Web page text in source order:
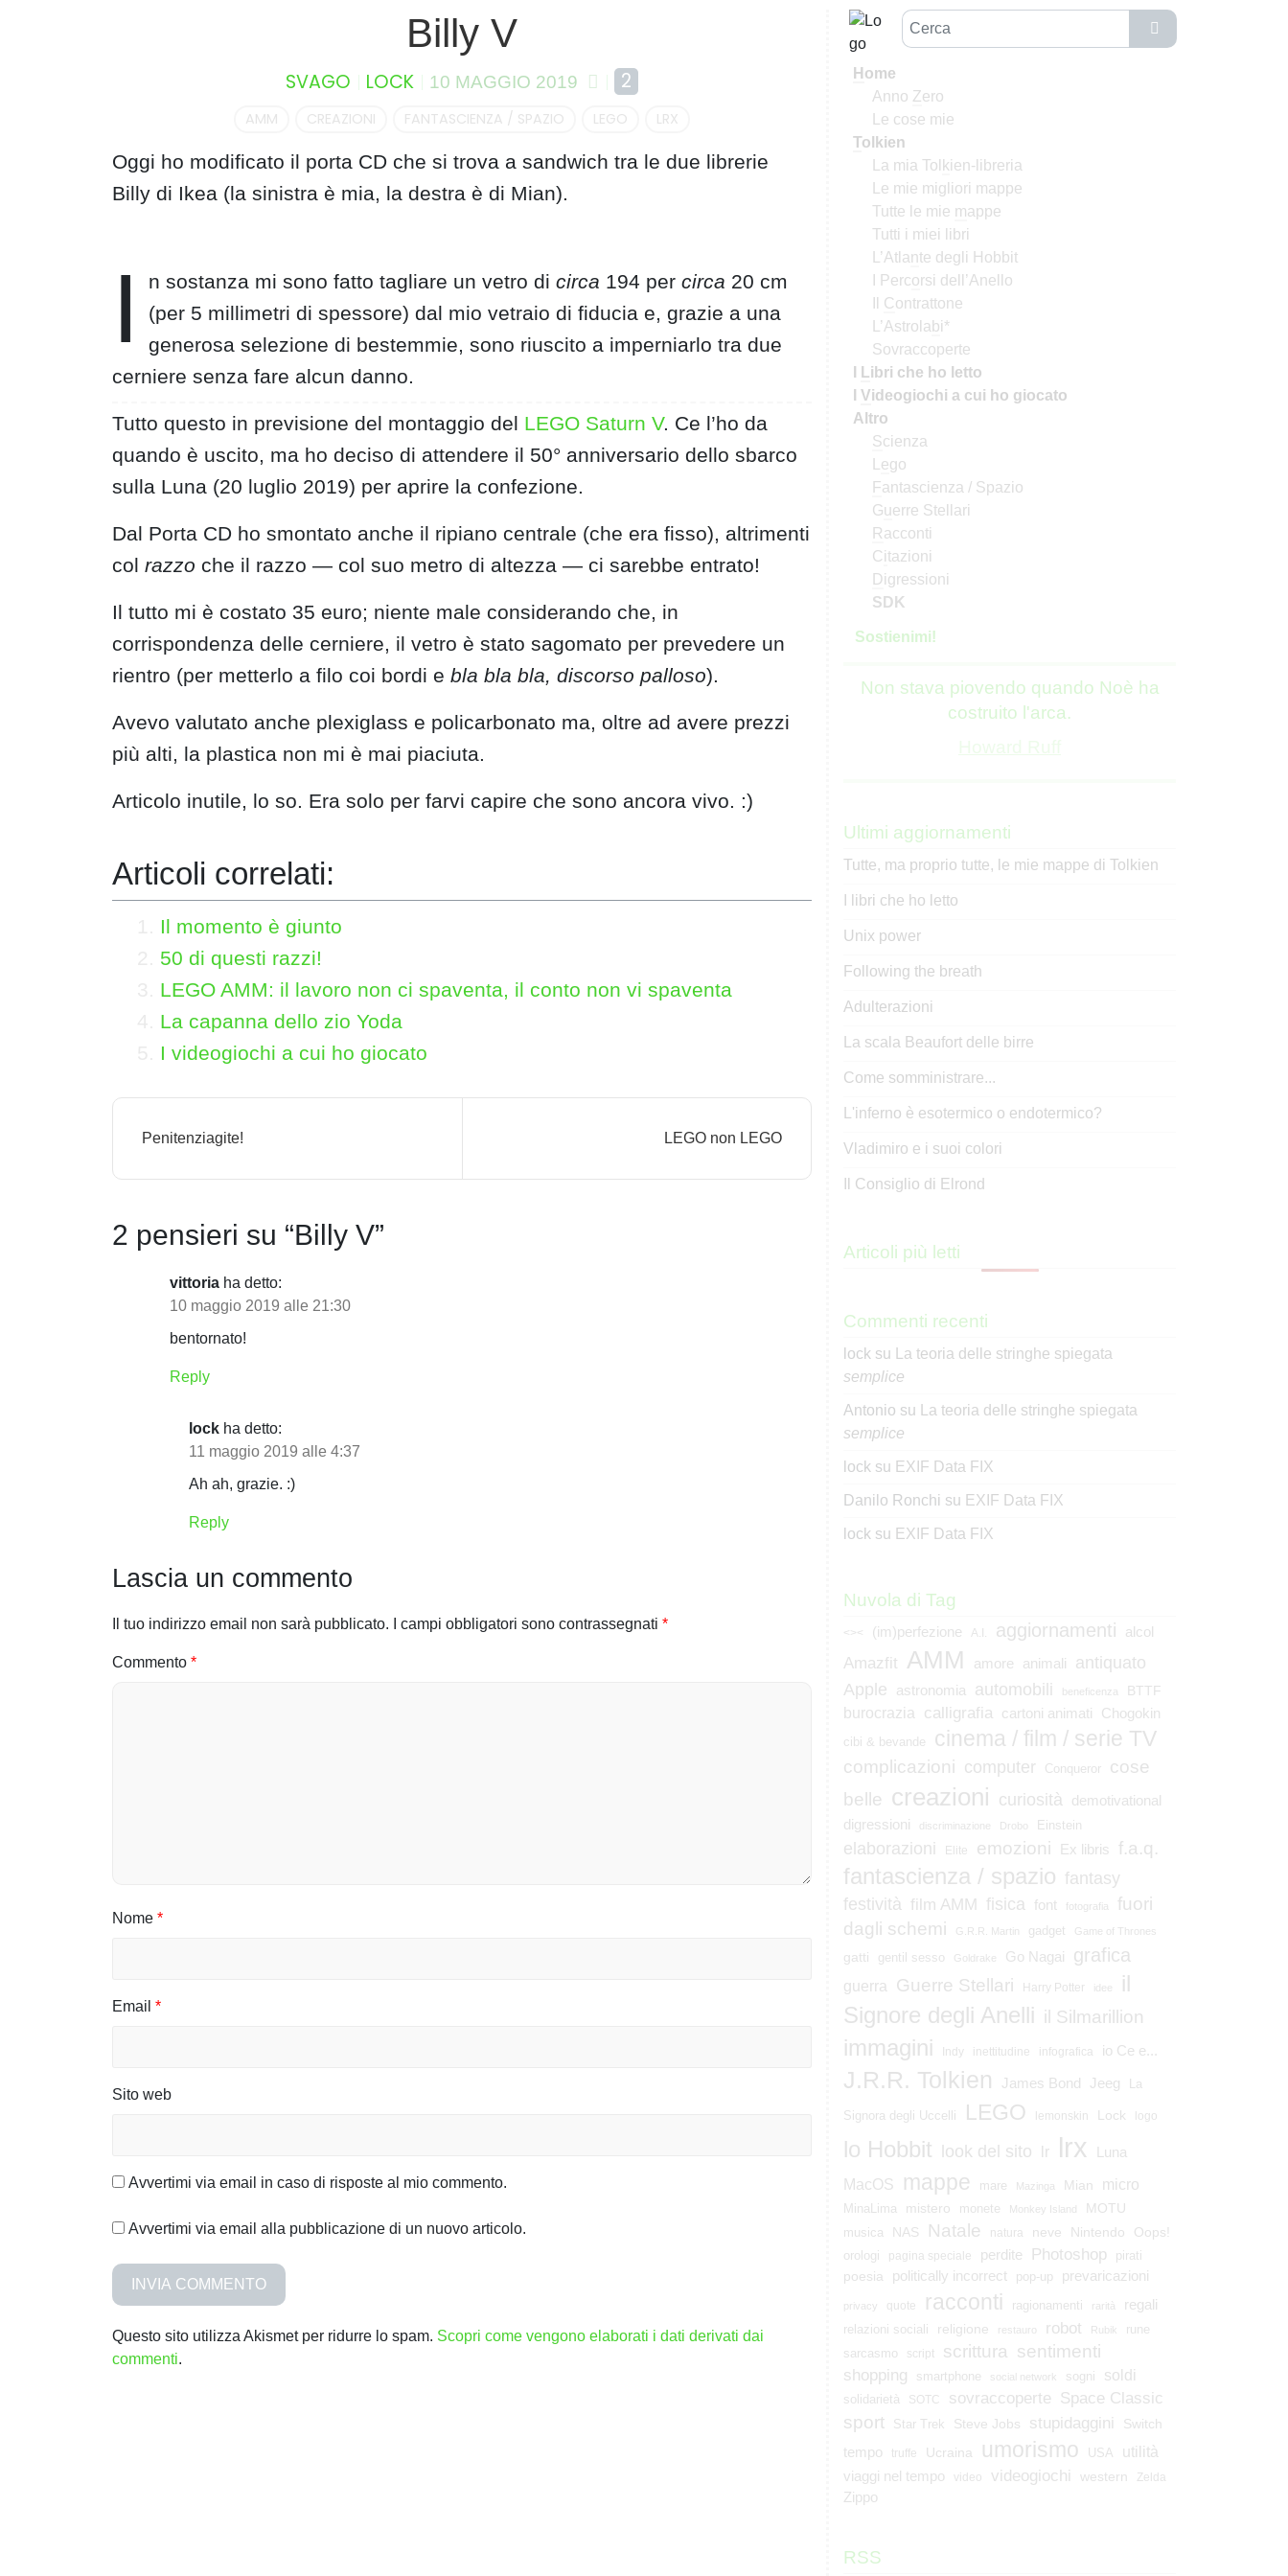
Billy V
SVAGO LOCK 10 MAGGIO 2019 2
AMM CREAZIONI FANTASCIENZA / SPAZIO LEGO LRX
Oggi ho modificato il porta CD che si trova a sandwich tra le due librerie
Billy di Ikea (la sinistra è mia, la destra è di Mian).
I n sostanza mi sono fatto tagliare un vetro dicirca 194 percirca 20 cm
(per 5 millimetri di spessore) dal mio vetraio di fiducia e, grazie a una
generosa selezione di bestemmie, sono riuscito a imperniarlo tra due
cerniere senza fare alcun danno.
Tutto questo in previsione del montaggio del LEGO Saturn V. Ce l’ho da
quando è uscito, ma ho deciso di attendere il 50° anniversario dello sbarco
sulla Luna (20 luglio 2019) per aprire la confezione.
Dal Porta CD ho smontato anche il ripiano centrale (che era fisso), altrimenti
col razzo che il razzo — col suo metro di altezza — ci sarebbe entrato!
Il tutto mi è costato 35 euro; niente male considerando che, in
corrispondenza delle cerniere, il vetro è stato sagomato per prevedere un
rientro (per metterlo a filo coi bordi e bla bla bla, discorso palloso).
Avevo valutato anche plexiglass e policarbonato ma, oltre ad avere prezzi
più alti, la plastica non mi è mai piaciuta.
Articolo inutile, lo so. Era solo per farvi capire che sono ancora vivo. :)
Articoli correlati:
Il momento è giunto
50 di questi razzi!
LEGO AMM: il lavoro non ci spaventa, il conto non vi spaventa
La capanna dello zio Yoda
I videogiochi a cui ho giocato
v
i
t
i
c
Penitenziagite! LEGO non LEGO
2 pensieri su “Billy V”
vittoria ha detto:
10 maggio 2019 alle 21:30
bentornato!
Reply
lock ha detto:
11 maggio 2019 alle 4:37
Ah ah, grazie. :)
Reply
Lascia un commento
Il tuo indirizzo email non sarà pubblicato. I campi obbligatori sono contrassegnati *
Commento *
Nome *
Email *
Sito web
Avvertimi via email in caso di risposte al mio commento.
Avvertimi via email alla pubblicazione di un nuovo articolo.
Questo sito utilizza Akismet per ridurre lo spam. Scopri come vengono elaborati i dati derivati dai
commenti.
C
e
H ome
Anno Zero
Le cose mie
Tolkien
La mia Tol kien-libreria
Le mie migliori mappe
Tutte le mie mappe
Tutti i miei libri
L’Atlante degli Hobbit
I Percorsi dell’Anello
Contrattone
L’Astrola bi*
Sovraccoperte
Libri che ho letto
Videogiochi a cui ho giocato
Altro
Scienza
ego
Fantascienza / Spazio
Guerre Stellari
Racconti
Citazioni
Digressioni
SDK
Sostienimi!
Non stava piovendo quando Noè ha
costruito l'arca.
Ultimi aggiornamenti
Tutte, ma proprio tutte, le mie mappe di Tolkien
I libri che ho letto
Unix power
Following the breath
Adulterazioni
La scala Beaufort delle birre
Come somministrare...
L'inferno è esotermico o endotermico?
Vladimiro e i suoi colori
Il Consiglio di Elrond
Articoli più letti
Commenti recenti
lock su
La teoria delle stringhe spiegata
semplice
Antonio su
La teoria delle stringhe spiegata
semplice
lock su EXIF Data FIX
Danilo Ronchi su EXIF Data FIX
lock su EXIF Data FIX
Nuvola di Tag
<>< (im)perfezione A.I. aggiornamenti alcol
Amazfit AMM amore animali antiquato
Apple astronomia automobili beneficenza BTTF
burocrazia calligrafia cartoni animati Chogokin
cibi & bevande cinema / film / serie TV
complicazioni computer Conqueror
cose
belle creazioni curiosità
demotivational
digressioni
discriminazione Drobo Einstein
elaborazioni Elite emozioni Ex libris f.a.q.
fantascienza / spazio fantasy
festività film AMM fisica font fotografia
fuori
dagli schemi
G.R.R. Martin gadget Game of Thrones
gatti gentil sesso Goldrake Go Nagai grafica
guerra Guerre Stellari Harry Potter idee
il
Signore degli Anelli
il Silmarillion
immagini Indy inettitudine infografica io Ce e...
J.R.R. Tolkien James Bond Jeeg La
Signora degli Uccelli LEGO lemonskin Lock logo
lo Hobbit look del sito lr lrx Luna
MacOS mappe mare Mazinga Mian micro
MinaLima mistero monete Monkey Island MOTU
musica NAS Natale natura neve Nintendo Oops!
orologi pagina speciale perdite Photoshop pirati
poesia politically incorrect pop-up prevaricazioni
privacy quote racconti ragionamenti rarità regali
relazioni sociali religione restauro robot Rubik
rune
sarcasmo
script scrittura sentimenti
shopping smartphone social network sogni soldi
solidarietà SOTC sovraccoperte Space Classic
sport Star Trek Steve Jobs stupidaggini
Switch
tempo
truffe Ucraina umorismo USA
utilità
viaggi nel tempo
video videogiochi western Zelda
Zippo
RSS